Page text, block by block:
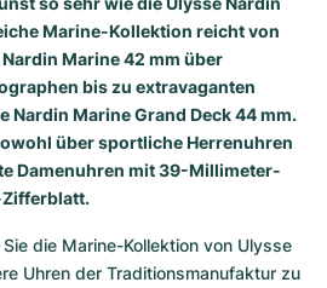
Marine-Kollektion reicht von
Marine 42 mm über
bis zu extravaganten
Nardin Marine Grand Deck 44 mm.
über sportliche Herrenuhren
Damenuhren mit 39-Millimeter-
Zifferblatt.
Sie die Marine-Kollektion von Ulysse
Uhren der Traditionsmanufaktur zu